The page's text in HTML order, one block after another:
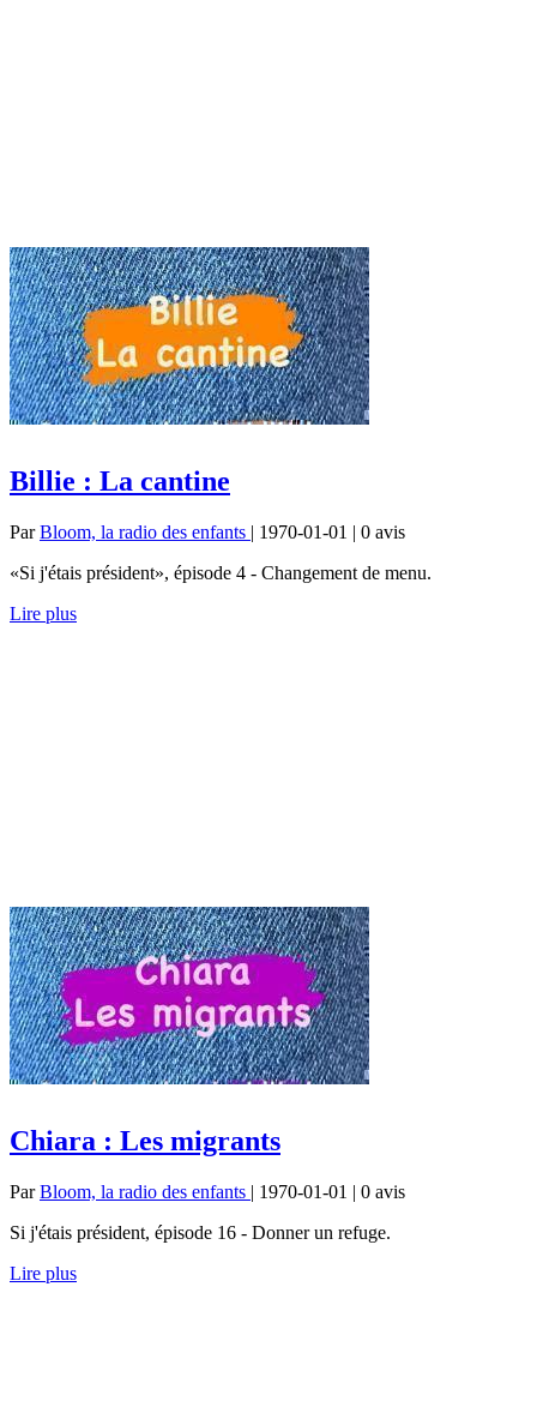
Billie : La cantine
ParBloom, la radio des enfants | 1970-01-01 | 0 avis
«Si j'étais président», épisode 4 - Changement de menu.
Lire plus
Chiara : Les migrants
ParBloom, la radio des enfants | 1970-01-01 | 0 avis
Si j'étais président, épisode 16 - Donner un refuge.
Lire plus